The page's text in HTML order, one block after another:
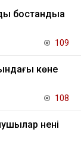
бостандыққа
109
көне
108
нені